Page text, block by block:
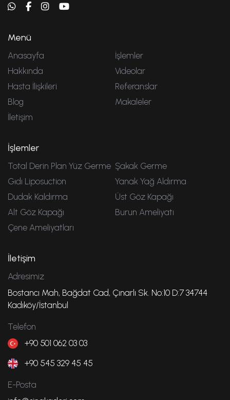
Menü
Anasayfa
İşlemler
Hakkında
Videolar
Hasta İlişkileri
Referanslar
Blog
Makaleler
İletişim
İşlemler
Total Derin Plan Yüz Germe Şakak Germe
Gıdı Liposuction
Yanak Yağ Aldırma
Dudak Kaldırma
Üst Göz Kapağı
Alt Göz Kapağı
Burun Ameliyatı
Çene Ameliyatları
İletişim
Adresimiz
Bostancı Mah, Bağdat Cad, Çınarlı Sk. No:10 D:7 34744
Kadıköy/İstanbul
Telefon
+90 501 062 03 03
+90 545 329 45 45
E-Posta